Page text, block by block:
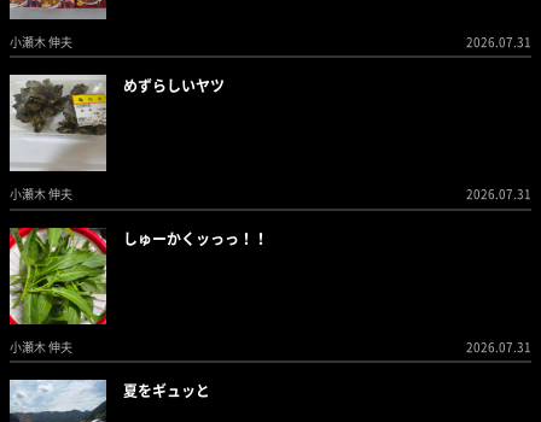
小瀬木 伸夫 2026.07.31
めずらしいヤツ
小瀬木 伸夫 2026.07.31
しゅーかくッっっ！！
小瀬木 伸夫 2026.07.31
夏をギュッと